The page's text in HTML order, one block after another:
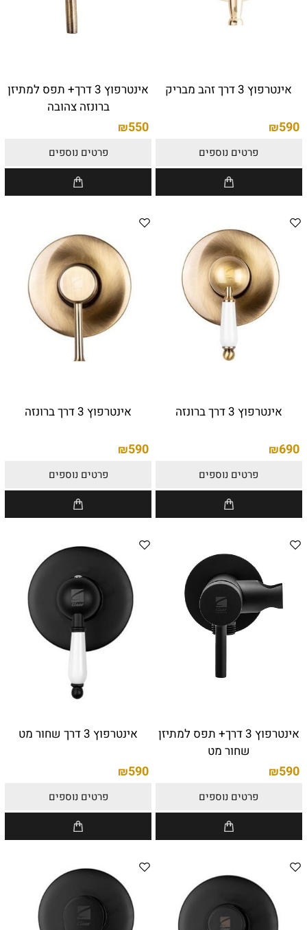
אינטרפוץ 3 דרך זהב מבריק
₪590
פרטים נוספים
אינטרפוץ 3 דרך+ תפס למתיזן
ברונזה צהובה
₪550
פרטים נוספים
אינטרפוץ 3 דרך ברונזה
₪690
פרטים נוספים
אינטרפוץ 3 דרך ברונזה
₪590
פרטים נוספים
אינטרפוץ 3 דרך+ תפס למתיזן
שחור מט
₪590
פרטים נוספים
אינטרפוץ 3 דרך שחור מט
₪590
פרטים נוספים